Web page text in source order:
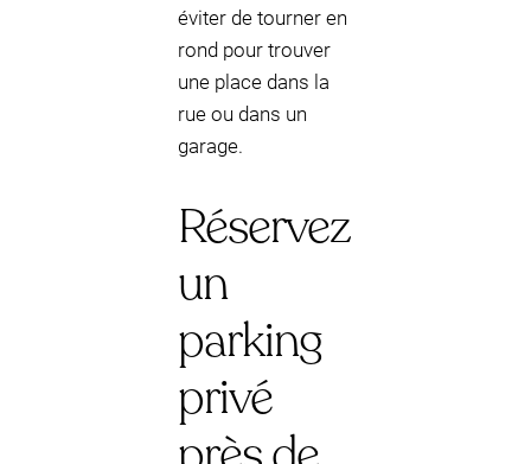
éviter de tourner en
rond pour trouver
une place dans la
rue ou dans un
garage.
Réservez
un
parking
privé